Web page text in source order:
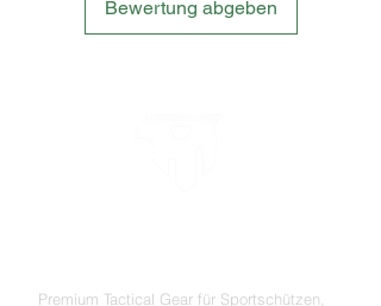
Bewertung abgeben
Premium Tactical Gear für Sportschützen,